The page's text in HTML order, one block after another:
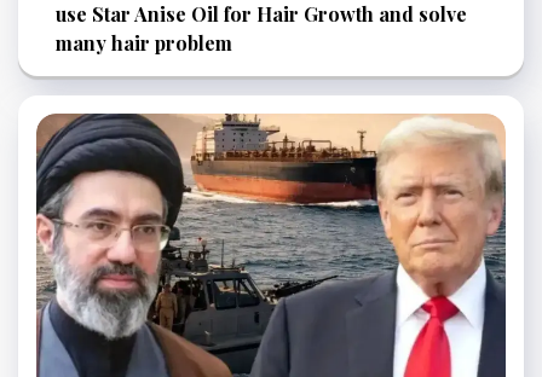
use Star Anise Oil for Hair Growth and solve
many hair problem